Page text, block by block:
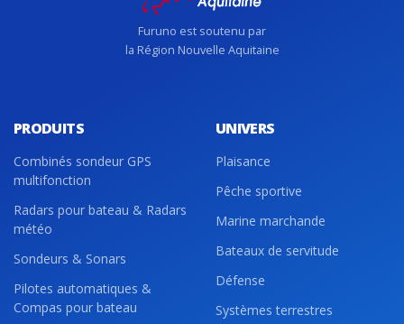
Furuno est soutenu par
la Région Nouvelle Aquitaine
PRODUITS
Combinés sondeur GPS
multifonction
Radars pour bateau & Radars
météo
Sondeurs & Sonars
Pilotes automatiques &
Compas pour bateau
UNIVERS
Plaisance
Pêche sportive
Marine marchande
Bateaux de servitude
Défense
Systèmes terrestres